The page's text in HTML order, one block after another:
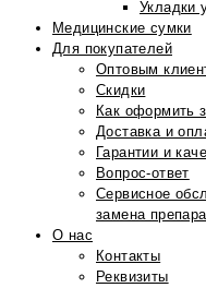
Укладки
Медицинские сумки
Для покупателей
Оптовым
Скидки
Как оформить
Доставка и
Гарантии и
Вопрос-ответ
Сервисное
замена
О нас
Контакты
Реквизиты